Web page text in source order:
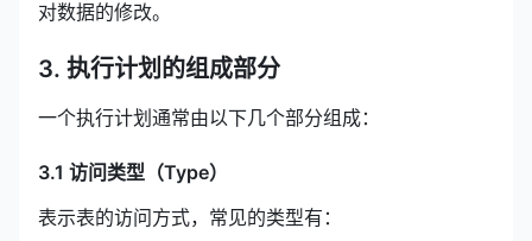
对数据的修改。
3. 执行计划的组成部分
一个执行计划通常由以下几个部分组成：
3.1 访问类型（Type）
表示表的访问方式，常见的类型有：